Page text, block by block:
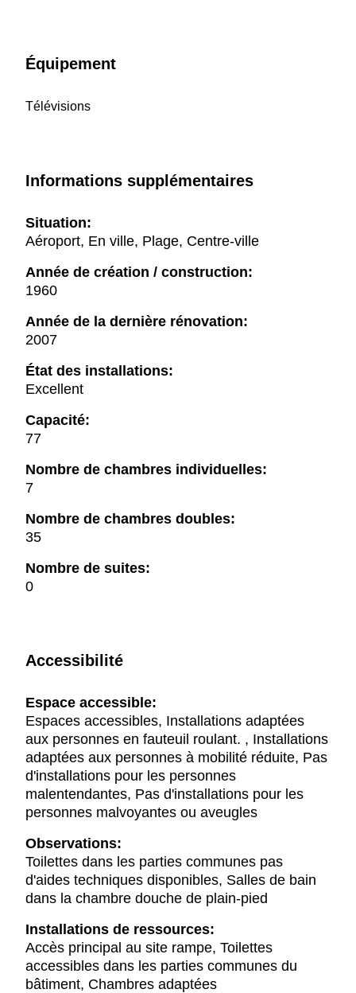
Équipement
Télévisions
Informations supplémentaires
Situation:
Aéroport, En ville, Plage, Centre-ville
Année de création / construction:
1960
Année de la dernière rénovation:
2007
État des installations:
Excellent
Capacité:
77
Nombre de chambres individuelles:
7
Nombre de chambres doubles:
35
Nombre de suites:
0
Accessibilité
Espace accessible:
Espaces accessibles, Installations adaptées
aux personnes en fauteuil roulant. , Installations
adaptées aux personnes à mobilité réduite, Pas
d'installations pour les personnes
malentendantes, Pas d'installations pour les
personnes malvoyantes ou aveugles
Observations:
Toilettes dans les parties communes pas
d'aides techniques disponibles, Salles de bain
dans la chambre douche de plain-pied
Installations de ressources:
Accès principal au site rampe, Toilettes
accessibles dans les parties communes du
bâtiment, Chambres adaptées